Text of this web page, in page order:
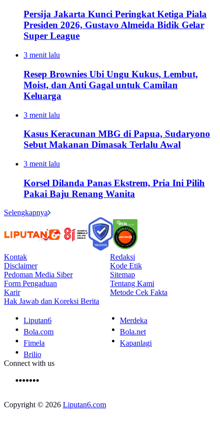
Persija Jakarta Kunci Peringkat Ketiga Piala
Presiden 2026, Gustavo Almeida Bidik Gelar
Super League
3 menit lalu
Resep Brownies Ubi Ungu Kukus, Lembut,
Moist, dan Anti Gagal untuk Camilan
Keluarga
3 menit lalu
Kasus Keracunan MBG di Papua, Sudaryono
Sebut Makanan Dimasak Terlalu Awal
3 menit lalu
Korsel Dilanda Panas Ekstrem, Pria Ini Pilih
Pakai Baju Renang Wanita
Selengkapnya
Kontak
Redaksi
Disclaimer
Kode Etik
Pedoman Media Siber
Sitemap
Form Pengaduan
Tentang Kami
Karir
Metode Cek Fakta
Hak Jawab dan Koreksi Berita
Liputan6
Merdeka
Bola.com
Bola.net
Fimela
Kapanlagi
Brilio
Connect with us
Copyright © 2026 Liputan6.com